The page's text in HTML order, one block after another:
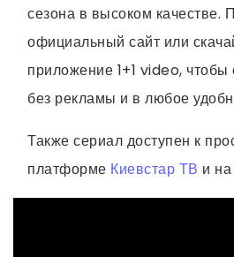
сезона в высоком качестве.
официальный сайт или
приложение 1+1 video,
без рекламы и в любое
Также сериал доступен к
платформе Киевстар ТВ и на